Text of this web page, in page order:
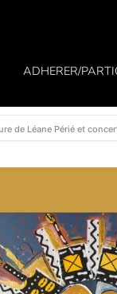
ADHERER/
de Léane Périé et